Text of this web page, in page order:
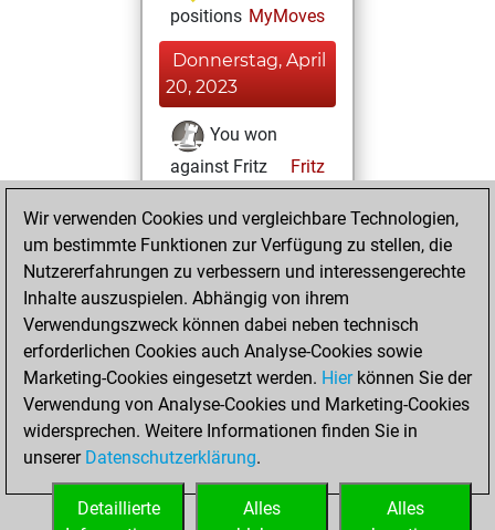
positions MyMoves
Donnerstag, April
20, 2023
You won
against Fritz
Fritz
Donnerstag,
Februar 16, 2023
your Studies account
Studies
Freitag,
Dezember 23,
2022
You created
your Fritz account
Wir verwenden Cookies und vergleichbare Technologien,
um bestimmte Funktionen zur Verfügung zu stellen, die
Nutzererfahrungen zu verbessern und interessengerechte
Inhalte auszuspielen. Abhängig von ihrem
Verwendungszweck können dabei neben technisch
erforderlichen Cookies auch Analyse-Cookies sowie
Marketing-Cookies eingesetzt werden. Hierkönnen Sie der
Verwendung von Analyse-Cookies und Marketing-Cookies
widersprechen. Weitere Informationen finden Sie in
unserer Datenschutzerklärung.
Alles
Alles
Detaillierte